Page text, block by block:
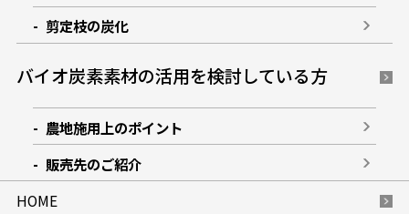
剪定枝の炭化
バイオ炭素素材の活用を検討している方
農地施用上のポイント
販売先のご紹介
HOME